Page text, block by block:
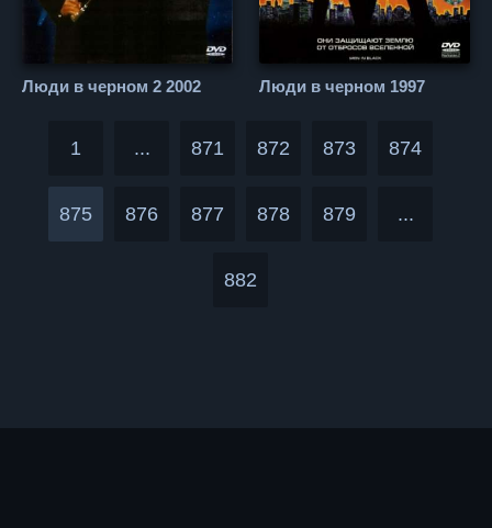
Люди в черном 2 2002 Люди в черном 1997
1 ... 871 872 873 874
875 876 877 878 879 ...
882